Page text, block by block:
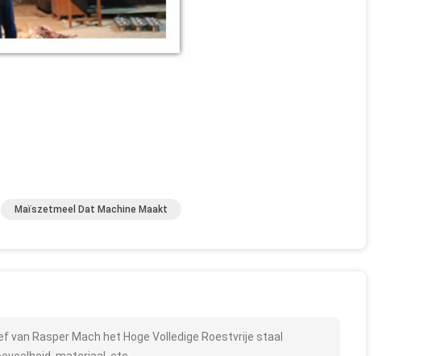
Maïszetmeel Dat Machine Maakt
Rasper Mach het Hoge Volledige Roestvrije staal